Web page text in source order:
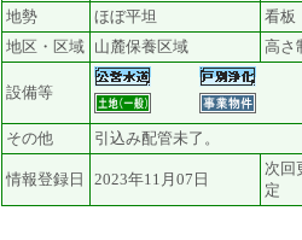
地勢
ほぼ平坦
看板
地区・区域 山麓保養区域 高さ
設備等
その他 引込み配管未了。
情報登録日 2023年11月07日
次回
定